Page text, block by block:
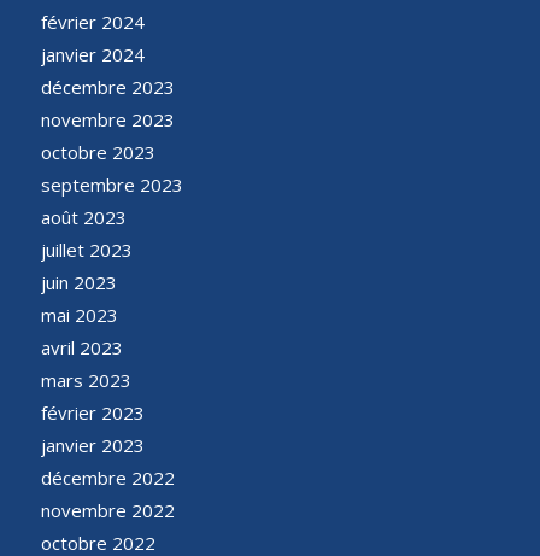
février 2024
janvier 2024
décembre 2023
novembre 2023
octobre 2023
septembre 2023
août 2023
juillet 2023
juin 2023
mai 2023
avril 2023
mars 2023
février 2023
janvier 2023
décembre 2022
novembre 2022
octobre 2022